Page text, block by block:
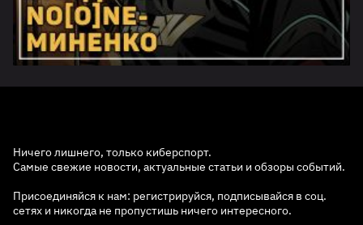
Ничего лишнего, только киберспорт.
Самые свежие новости, актуальные статьи и обзоры событий.
Присоединяйся к нам: регистрируйся, подписывайся в соц.
сетях и никогда не пропустишь ничего интересного.